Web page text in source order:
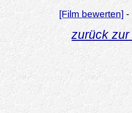
[Film bewerten] -
zurück